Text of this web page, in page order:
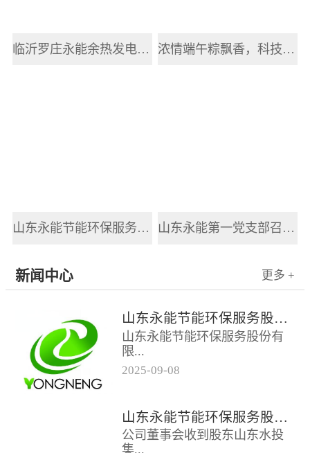
临沂罗庄永能余热发电有限公司开展2025年职工端午节主题活动 浓情端午粽飘香，科技赋能传递健康情
山东永能节能环保服务股份有限公司新员工入职培训 山东永能第一党支部召开2025年党风廉政建设和反腐败工作会议
新闻中心 更多 +
山东永能节能环保服务股份有限公司关于召开2025年第四次临时股东大会的通知
山东永能节能环保服务股份有
限...
时股东大会的通知根据公司第
四届董事会第十五次会议决
议，公司定于...
2025-09-08
山东永能节能环保服务股份有限公司关于召开2025年第三次临时股东大会的通知
公司董事会收到股东山东水投
集...